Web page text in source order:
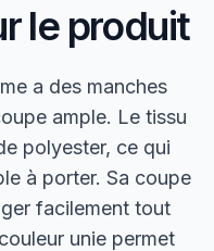
le produit
a des manches
ample. Le tissu
polyester, ce qui
à porter. Sa coupe
facilement tout
unie permet